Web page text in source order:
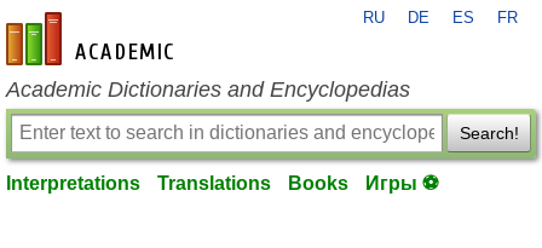
en-academic.com
RU DE ES FR
Academic Dictionaries and Encyclopedias
Search!
Interpretations Translations Books Игры ⚽